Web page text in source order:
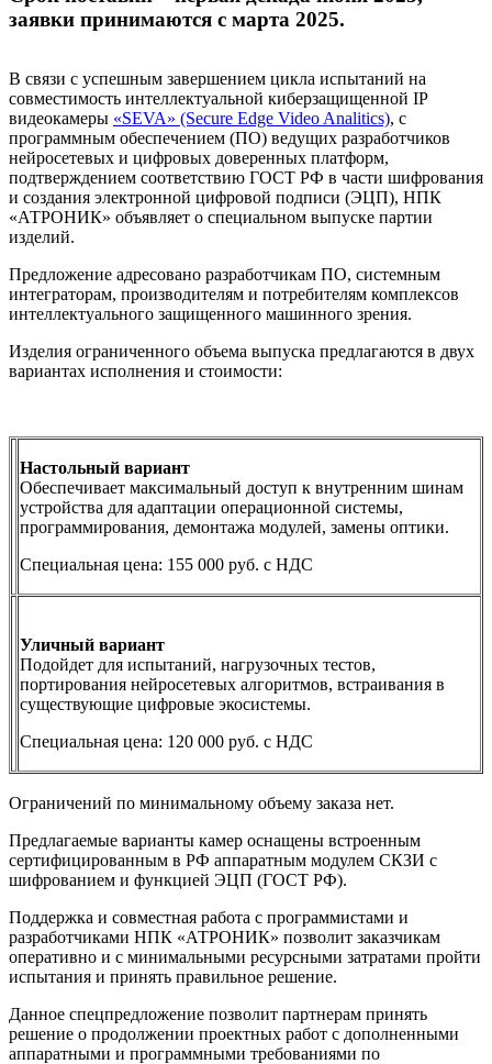
заявки принимаются с марта 2025.
В связи с успешным завершением цикла испытаний на
совместимость интеллектуальной киберзащищенной IP
видеокамеры «SEVA» (Secure Edge Video Analitics), с
программным обеспечением (ПО) ведущих разработчиков
нейросетевых и цифровых доверенных платформ,
подтверждением соответствию ГОСТ РФ в части шифрования
и создания электронной цифровой подписи (ЭЦП), НПК
«АТРОНИК» объявляет о специальном выпуске партии
изделий.
Предложение адресовано разработчикам ПО, системным
интеграторам, производителям и потребителям комплексов
интеллектуального защищенного машинного зрения.
Изделия ограниченного объема выпуска предлагаются в двух
вариантах исполнения и стоимости:
Настольный вариант
Обеспечивает максимальный доступ к внутренним шинам
устройства для адаптации операционной системы,
программирования, демонтажа модулей, замены оптики.
Специальная цена: 155 000 руб. c НДС
Уличный вариант
Подойдет для испытаний, нагрузочных тестов,
портирования нейросетевых алгоритмов, встраивания в
существующие цифровые экосистемы.
Специальная цена: 120 000 руб. c НДС
Ограничений по минимальному объему заказа нет.
Предлагаемые варианты камер оснащены встроенным
сертифицированным в РФ аппаратным модулем СКЗИ с
шифрованием и функцией ЭЦП (ГОСТ РФ).
Поддержка и совместная работа с программистами и
разработчиками НПК «АТРОНИК» позволит заказчикам
оперативно и с минимальными ресурсными затратами пройти
испытания и принять правильное решение.
Данное спецпредложение позволит партнерам принять
решение о продолжении проектных работ с дополненными
аппаратными и программными требованиями по